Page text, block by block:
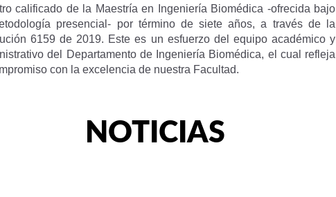
calificado de la Maestría en Ingeniería Biomédica -ofrecida bajo
presencial- por término de siete años, a través de la
6159 de 2019. Este es un esfuerzo del equipo académico y
del Departamento de Ingeniería Biomédica, el cual refleja
con la excelencia de nuestra Facultad.
NOTICIAS